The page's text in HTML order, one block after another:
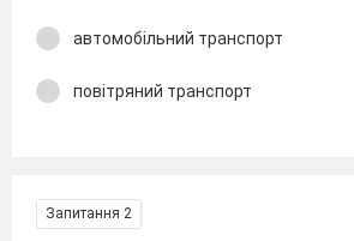
автомобільний транспорт
повітряний транспорт
Запитання 2